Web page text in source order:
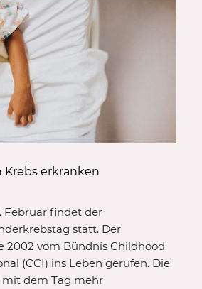
Krebs erkranken
Februar findet der
statt. Der
2002 vom Bündnis Childhood
(CCI) ins Leben gerufen. Die
dem Tag mehr